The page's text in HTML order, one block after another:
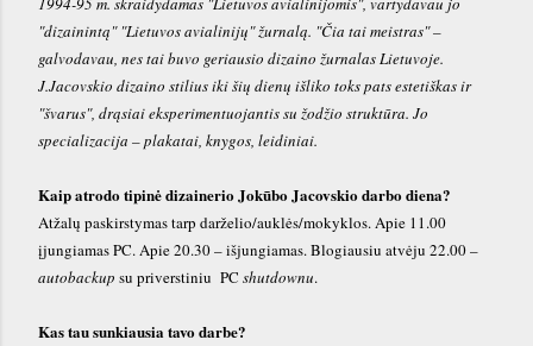
"dizainintą" "Lietuvos avialinijų" žurnalą. "Čia tai meistras" –
galvodavau, nes tai buvo geriausio dizaino žurnalasLietuvoje.
J.Jacovskio dizaino stiliusiki šių dienų išliko toks pats estetiškas ir
"švarus", drąsiai eksperimentuojantis su žodžio struktūra. Jo
specializacija – plakatai, knygos, leidiniai.
Kaip atrodo tipinė dizainerio Jokūbo Jacovskio darbo diena?
Atžalų paskirstymas tarp darželio/auklės/mokyklos. Apie 11.00
įjungiamas PC. Apie 20.30 – išjungiamas. Blogiausiu atvėju 22.00 –
autobackup su priverstiniu PC shutdownu.
Kas tau sunkiausia tavo darbe?